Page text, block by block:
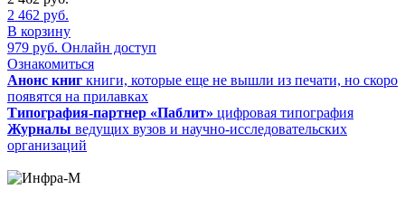
2 462 руб.
В корзину
979 руб. Онлайн доступ
Ознакомиться
Анонс книг книги, которые еще не вышли из печати, но скоро
появятся на прилавках
Типография-партнер «Паблит» цифровая типография
Журналы ведущих вузов и научно-исследовательских
организаций